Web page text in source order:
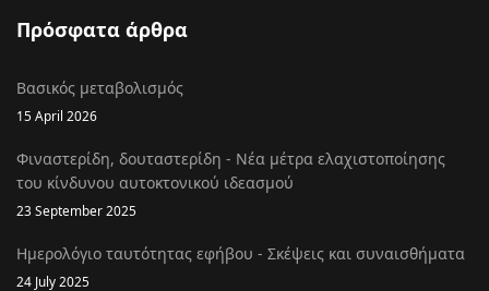
Πρόσφατα άρθρα
Βασικός μεταβολισμός
15 April 2026
Φιναστερίδη, δουταστερίδη - Νέα μέτρα ελαχιστοποίησης
του κίνδυνου αυτοκτονικού ιδεασμού
23 September 2025
Ημερολόγιο ταυτότητας εφήβου - Σκέψεις και συναισθήματα
24 July 2025